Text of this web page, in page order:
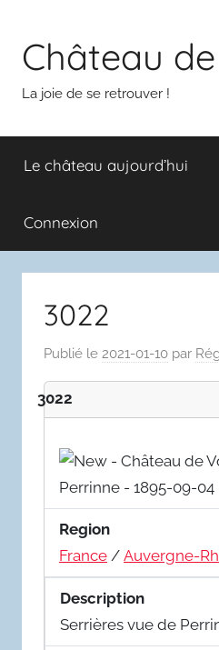
contenuChâteau
La joie de se retrouver !
Le château aujourd’hui
Connexion
3022
Publié le 2021-01-10 par
3022
Region
France / Auvergne-
Description
Serrières vue de